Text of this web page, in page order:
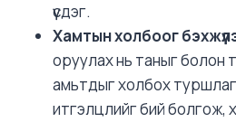
үүсдэг.
Хамтын холбоог
оруулах нь таныг болон
амьтдыг холбох
итгэлцлийг бий болгож,